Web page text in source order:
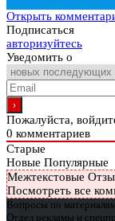
Открыть
Подписаться
авторизуйтесь
Уведомить о
Пожалуйста,
0 комментариев
Старые
Новые Популярные
Межтекстовые
Посмотреть все
Вопросы по
Отдел рекламы и